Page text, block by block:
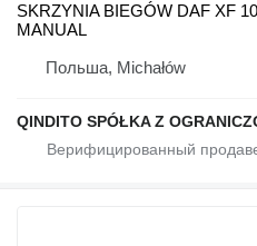
SKRZYNIA BIEGÓW DAF XF
MANUAL
Польша, Michałów